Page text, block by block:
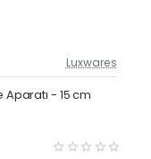
Güncel Fiyat
Yeni Ürün
Luxwares
- 15 cm